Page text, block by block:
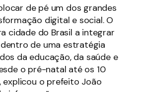
de pé um dos grandes
digital e social. O
cidade do Brasil a integrar
de uma estratégia
da educação, da saúde e
o pré-natal até os 10
explicou o prefeito João